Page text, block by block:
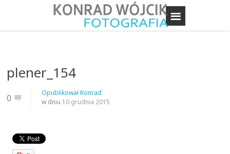
plener_154
0 OpublikowałKonrad
w dniu 10 grudnia 2015